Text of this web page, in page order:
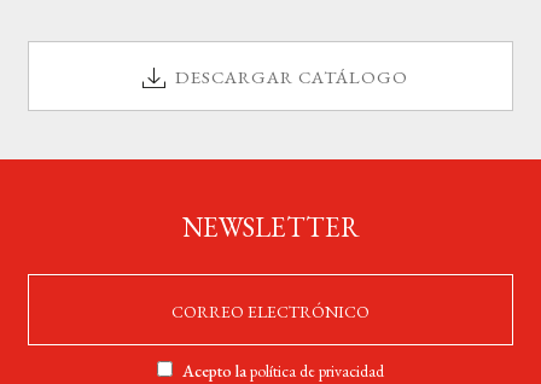
DESCARGAR CATÁLOGO
NEWSLETTER
Acepto lapolítica de privacidad